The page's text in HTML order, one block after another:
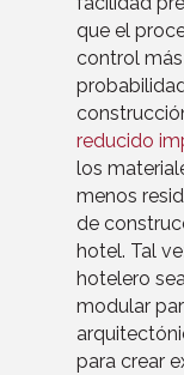
que el
control
reducido
los
menos
de
hotel. Tal
hotelero
modular
para crear